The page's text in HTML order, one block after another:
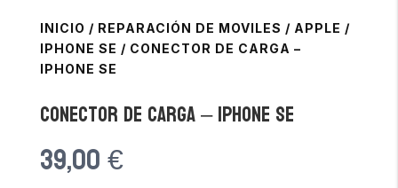
INICIO / REPARACIÓN DE MOVILES / APPLE /
IPHONE SE / CONECTOR DE CARGA –
IPHONE SE
Conector de Carga – iPhone SE
39,00€